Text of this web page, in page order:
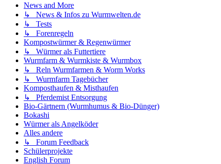
News and More
↳ News & Infos zu Wurmwelten.de
↳ Tests
↳ Forenregeln
Kompostwürmer & Regenwürmer
↳ Würmer als Futtertiere
Wurmfarm & Wurmkiste & Wurmbox
↳ Reln Wurmfarmen & Worm Works
↳ Wurmfarm Tagebücher
Komposthaufen & Misthaufen
↳ Pferdemist Entsorgung
Bio-Gärtnern (Wurmhumus & Bio-Dünger)
Bokashi
Würmer als Angelköder
Alles andere
↳ Forum Feedback
Schülerprojekte
English Forum